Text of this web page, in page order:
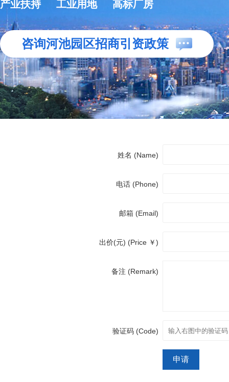
产业扶持 工业用地 高标厂房
咨询河池园区招商引资政策
姓名 (Name)
电话 (Phone)
邮箱 (Email)
出价(元) (Price ￥)
备注 (Remark)
验证码 (Code)
申请